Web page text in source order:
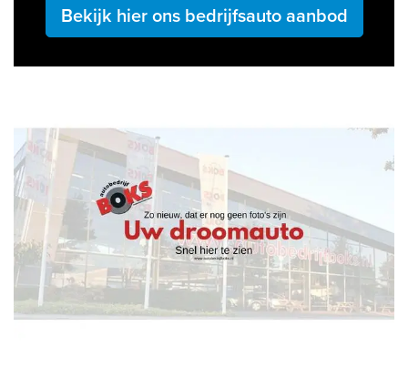
Bekijk hier ons bedrijfsauto aanbod